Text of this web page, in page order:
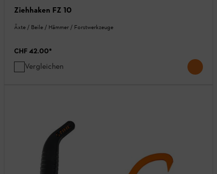
Ziehhaken FZ 10
Äxte / Beile / Hämmer / Forstwerkzeuge
CHF 42.00*
Vergleichen